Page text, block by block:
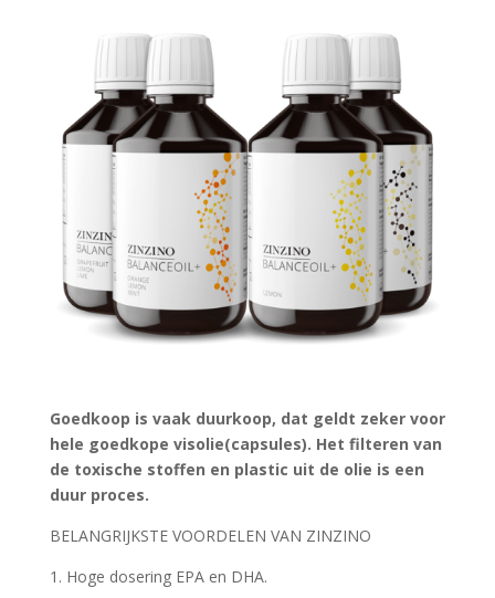
Goedkoop is vaak duurkoop, dat geldt zeker voor
hele goedkope visolie(capsules). Het filteren van
de toxische stoffen en plastic uit de olie is een
duur proces.
BELANGRIJKSTE VOORDELEN VAN ZINZINO
1. Hoge dosering EPA en DHA.